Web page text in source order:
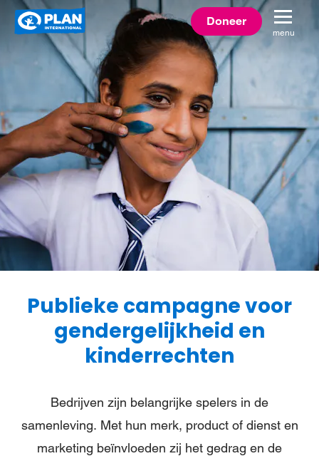
International
Doneer
menu
Publieke campagne voor
gendergelijkheid en
kinderrechten
Bedrijven zijn belangrijke spelers in de
samenleving. Met hun merk, product of dienst en
marketing beïnvloeden zij het gedrag en de